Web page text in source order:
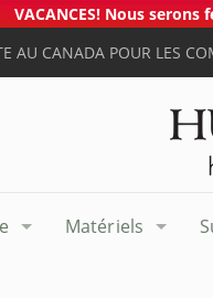
VACANCES! Nous
AU CANADA POUR LES
Matériels